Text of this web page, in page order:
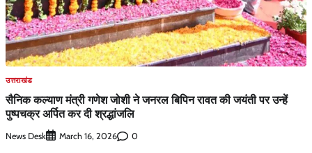
उत्तराखंड
सैनिक कल्याण मंत्री गणेश जोशी ने जनरल बिपिन रावत की जयंती पर उन्हें
पुष्पचक्र अर्पित कर दी श्रद्धांजलि
News Desk March 16, 2026 0